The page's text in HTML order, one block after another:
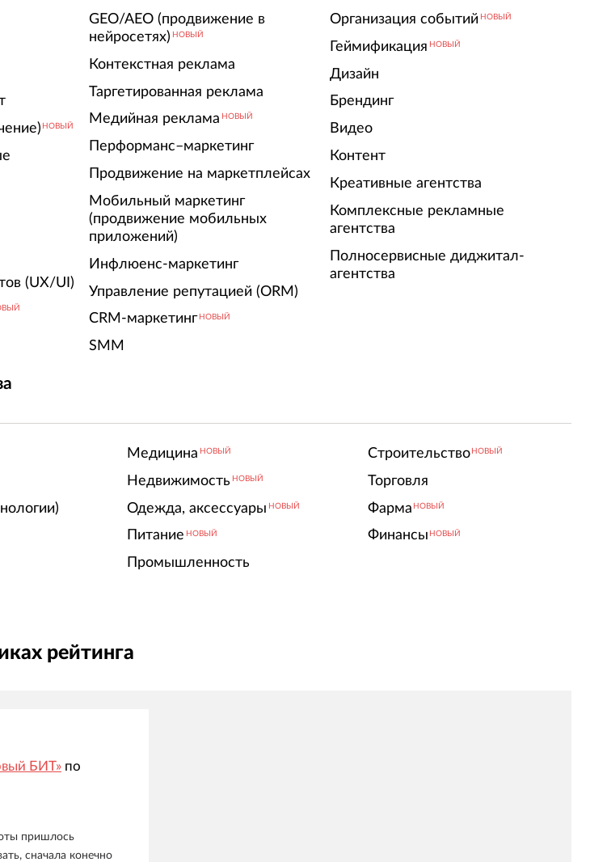
НОВЫЙ
(UX/UI)
GEO/AEO (продвижение в
нейросетях) НОВЫЙ
Контекстная реклама
Таргетированная реклама
Медийная реклама НОВЫЙ
Перформанс–маркетинг
Продвижение на маркетплейсах
Мобильный маркетинг
(продвижение мобильных
приложений)
Инфлюенс-маркетинг
Управление репутацией (ORM)
CRM-маркетинг НОВЫЙ
SMM
Организация событий НОВЫЙ
Геймификация НОВЫЙ
Дизайн
Брендинг
Видео
Контент
Креативные агентства
Комплексные рекламные
агентства
Полносервисные диджитал-
агентства
Медицина НОВЫЙ
Недвижимость НОВЫЙ
Одежда, аксессуары НОВЫЙ
Питание НОВЫЙ
Промышленность
Строительство НОВЫЙ
Торговля
Фарма НОВЫЙ
Финансы НОВЫЙ
рейтинга
БИТ»по
пришлось
сначала конечно